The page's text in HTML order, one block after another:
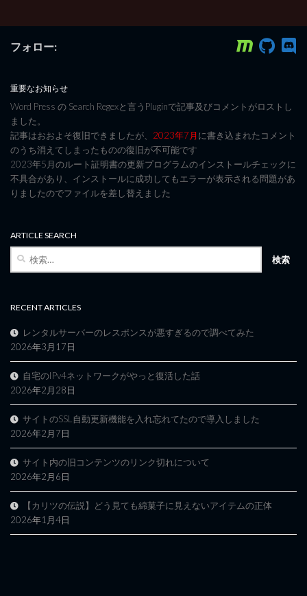
フォロー:
重要なお知らせ
Word Press の Search Regexと言うPluginで記事及びコメントがロストし
ました。
記事はおおよそ復旧できましたが、 2023年7月に書き込まれたコメント
のうち消えてしまったものの復旧が不可能です
2023年5月のルート証明書の更新プログラムのインストールチェックに
不具合があり、インストールに成功してもエラーが表示される問題があ
りましたのでファイルを差し替えました
ARTICLE SEARCH
検
RECENT ARTICLES
レンタルサーバーのレスポンスが悪すぎるので調べてみた
2026年3月17日
自宅のIPv4ネットワークがやっと復活した話
2026年2月28日
サイトのSSL自動更新機能を入れ忘れてたので導入しました
2026年2月7日
サイト内の旧コンテンツのリンク切れについて
2026年2月6日
【カリツの伝説】どう見ても綿菓子に見えないアイテムの正体
2026年1月4日